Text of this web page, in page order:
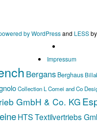
by WordPressand LESSby
Impressum
Bergans Berghaus
Collection L Comei and Co
GmbH & Co. KG
HTS Textilvertriebs